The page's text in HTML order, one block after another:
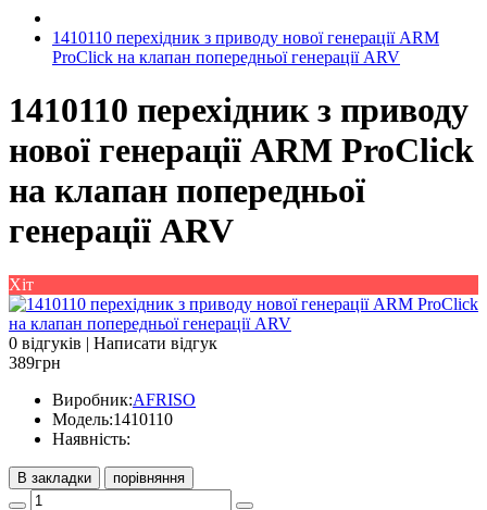
1410110 перехідник з приводу нової генерації ARM
ProClick на клапан попередньої генерації ARV
1410110 перехідник з приводу
нової генерації ARM ProClick
на клапан попередньої
генерації ARV
Хіт
0 відгуків | Написати відгук
389грн
Виробник:AFRISO
Модель:1410110
Наявність:
В закладки порівняння